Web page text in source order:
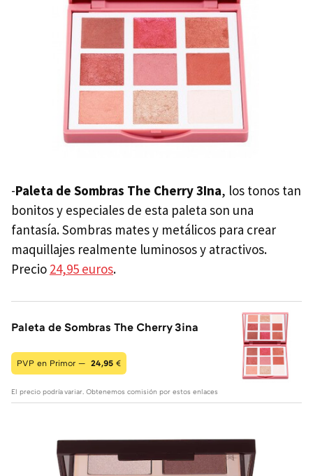
-Paleta de Sombras The Cherry3Ina, los tonos tan
bonitos y especiales de esta paleta son una
fantasía. Sombras mates y metálicos para crear
maquillajes realmente luminosos y atractivos.
Precio 24,95 euros.
Paleta de Sombras The Cherry 3ina
PVP en Primor — 24,95 €
El precio podría variar. Obtenemos comisión por estos enlaces